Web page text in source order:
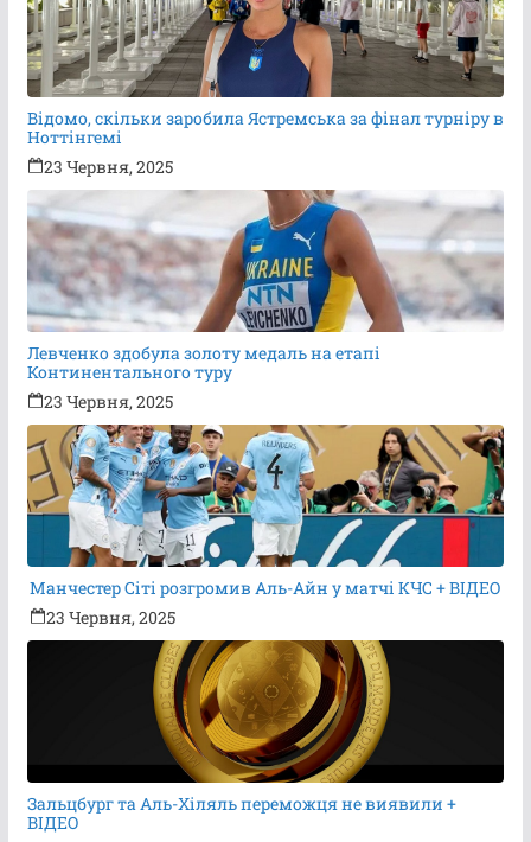
Відомо, скільки заробила Ястремська за фінал турніру в
Ноттінгемі
23 Червня, 2025
Левченко здобула золоту медаль на етапі
Континентального туру
23 Червня, 2025
Манчестер Сіті розгромив Аль-Айн у матчі КЧС + ВІДЕО
23 Червня, 2025
Зальцбург та Аль-Хіляль переможця не виявили +
ВІДЕО